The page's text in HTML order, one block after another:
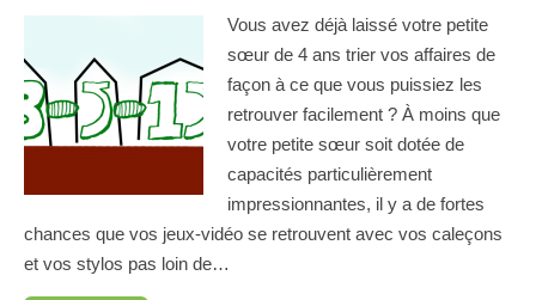
Vous avez déjà laissé votre petite
sœur de 4 ans trier vos affaires de
façon à ce que vous puissiez les
retrouver facilement ? À moins que
votre petite sœur soit dotée de
capacités particulièrement
impressionnantes, il y a de fortes
chances que vos jeux-vidéo se retrouvent avec vos caleçons
et vos stylos pas loin de…